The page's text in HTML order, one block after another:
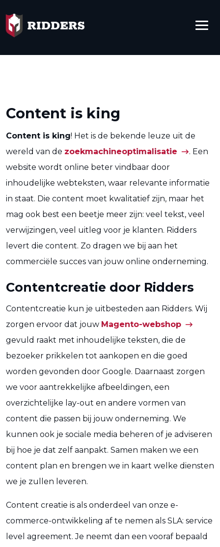
Content is king
Content is king! Het is de bekende leuze uit de
wereld van de zoekmachineoptimalisatie
. Een
website wordt online beter vindbaar door
inhoudelijke webteksten, waar relevante informatie
in staat. Die content moet kwalitatief zijn, maar het
mag ook best een beetje meer zijn: veel tekst, veel
verwijzingen, veel uitleg voor je klanten. Ridders
levert die content. Zo dragen we bij aan het
commerciële succes van jouw online onderneming.
Contentcreatie door Ridders
Contentcreatie kun je uitbesteden aan Ridders. Wij
zorgen ervoor dat jouw Magento-webshop
gevuld raakt met inhoudelijke teksten, die de
bezoeker prikkelen tot aankopen en die goed
worden gevonden door Google. Daarnaast zorgen
we voor aantrekkelijke afbeeldingen, een
overzichtelijke lay-out en andere vormen van
content die passen bij jouw onderneming. We
kunnen ook je sociale media beheren of je adviseren
bij hoe je dat zelf aanpakt. Samen maken we een
content plan en brengen we in kaart welke diensten
we je zullen leveren.
Content creatie is als onderdeel van onze e-
commerce-ontwikkeling af te nemen als SLA: service
level agreement. Je neemt dan een vooraf bepaald